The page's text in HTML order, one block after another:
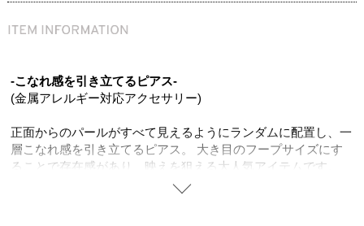
-こなれ感を引き立てるピアス-
(金属アレルギー対応アクセサリー)
正面からのパールがすべて見えるようにランダムに配置し、一
層こなれ感を引き立てるピアス。 大き目のフープサイズにす
ることで存在感があり、映えを狙える大人気アイテムです。
艶やかなシェルパールが大人の上品さを演出し、オシャレ度を